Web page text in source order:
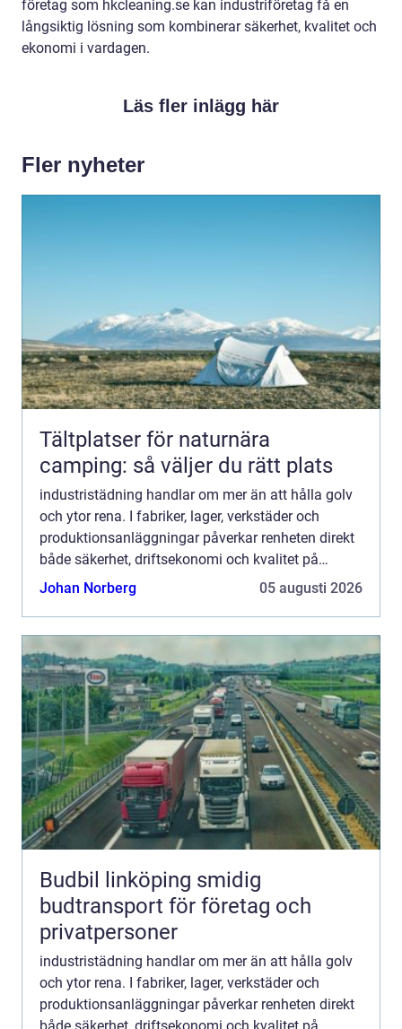
företag som hkcleaning.se kan industriföretag få en
långsiktig lösning som kombinerar säkerhet, kvalitet och
ekonomi i vardagen.
Läs fler inlägg här
Fler nyheter
Tältplatser för naturnära
camping: så väljer du rätt plats
industristädning handlar om mer än att hålla golv
och ytor rena. I fabriker, lager, verkstäder och
produktionsanläggningar påverkar renheten direkt
både säkerhet, driftsekonomi och kvalitet på
produkterna. När maskiner, gångytor och
Johan Norberg 05 augusti 2026
Budbil linköping smidig
budtransport för företag och
privatpersoner
industristädning handlar om mer än att hålla golv
och ytor rena. I fabriker, lager, verkstäder och
produktionsanläggningar påverkar renheten direkt